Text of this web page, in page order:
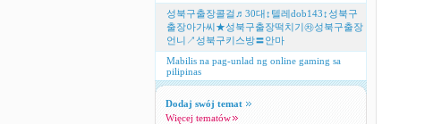
성북구출장콜걸♬30대↕텔레dob143↕성북구
출장아가씨★성북구출장떡치기㉷성북구출장
언니↗성북구키스방〓안마
Mabilis na pag-unlad ng online gaming sa
pilipinas
Dodaj swój temat
Więcej tematów